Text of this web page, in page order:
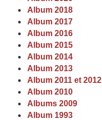
Album 2018
Album 2017
Album 2016
Album 2015
Album 2014
Album 2013
Album 2011 et 2012
Album 2010
Albums 2009
Album 1993